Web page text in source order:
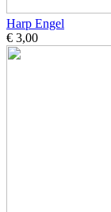
Harp Engel
€ 3,00